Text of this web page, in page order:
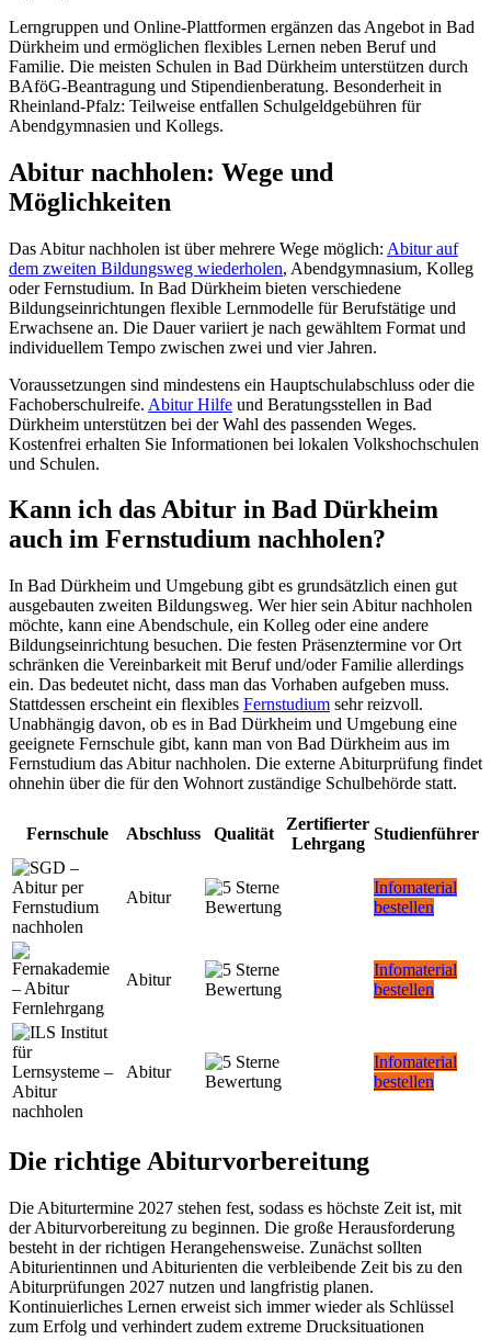
Lerngruppen und Online-Plattformen ergänzen das Angebot in Bad
Dürkheim und ermöglichen flexibles Lernen neben Beruf und
Familie. Die meisten Schulen in Bad Dürkheim unterstützen durch
BAföG-Beantragung und Stipendienberatung. Besonderheit in
Rheinland-Pfalz: Teilweise entfallen Schulgeldgebühren für
Abendgymnasien und Kollegs.
Abitur nachholen: Wege und
Möglichkeiten
Das Abitur nachholen ist über mehrere Wege möglich: Abitur auf
dem zweiten Bildungsweg wiederholen, Abendgymnasium, Kolleg
oder Fernstudium. In Bad Dürkheim bieten verschiedene
Bildungseinrichtungen flexible Lernmodelle für Berufstätige und
Erwachsene an. Die Dauer variiert je nach gewähltem Format und
individuellem Tempo zwischen zwei und vier Jahren.
Voraussetzungen sind mindestens ein Hauptschulabschluss oder die
Fachoberschulreife. Abitur Hilfe und Beratungsstellen in Bad
Dürkheim unterstützen bei der Wahl des passenden Weges.
Kostenfrei erhalten Sie Informationen bei lokalen Volkshochschulen
und Schulen.
Kann ich das Abitur in Bad Dürkheim
auch im Fernstudium nachholen?
In Bad Dürkheim und Umgebung gibt es grundsätzlich einen gut
ausgebauten zweiten Bildungsweg. Wer hier sein Abitur nachholen
möchte, kann eine Abendschule, ein Kolleg oder eine andere
Bildungseinrichtung besuchen. Die festen Präsenztermine vor Ort
schränken die Vereinbarkeit mit Beruf und/oder Familie allerdings
ein. Das bedeutet nicht, dass man das Vorhaben aufgeben muss.
Stattdessen erscheint ein flexibles Fernstudium sehr reizvoll.
Unabhängig davon, ob es in Bad Dürkheim und Umgebung eine
geeignete Fernschule gibt, kann man von Bad Dürkheim aus im
Fernstudium das Abitur nachholen. Die externe Abiturprüfung findet
ohnehin über die für den Wohnort zuständige Schulbehörde statt.
Fernschule Abschluss Qualität
Zertifierter
Lehrgang
Studienführer
Abitur
Infomaterial
bestellen
Abitur
Infomaterial
bestellen
Abitur
Infomaterial
bestellen
Die richtige Abiturvorbereitung
Die Abiturtermine 2027 stehen fest, sodass es höchste Zeit ist, mit
der Abiturvorbereitung zu beginnen. Die große Herausforderung
besteht in der richtigen Herangehensweise. Zunächst sollten
Abiturientinnen und Abiturienten die verbleibende Zeit bis zu den
Abiturprüfungen 2027 nutzen und langfristig planen.
Kontinuierliches Lernen erweist sich immer wieder als Schlüssel
zum Erfolg und verhindert zudem extreme Drucksituationen